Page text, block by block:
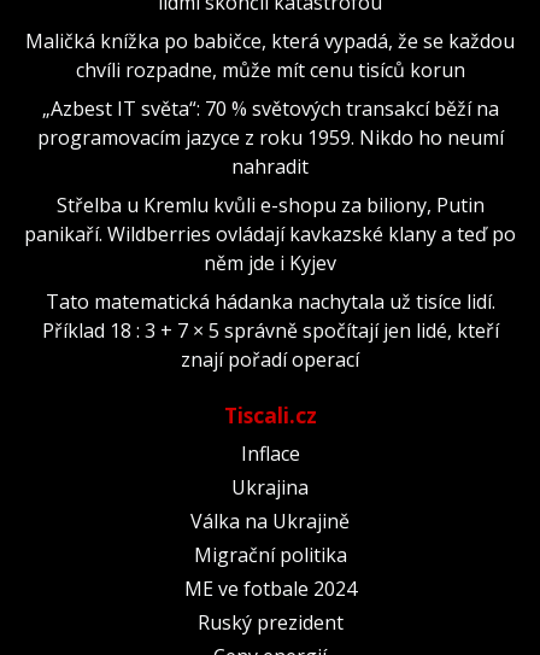
Maličká knížka po babičce, která vypadá, že se každou
chvíli rozpadne, může mít cenu tisíců korun
„Azbest IT světa“: 70 % světových transakcí běží na
programovacím jazyce z roku 1959. Nikdo ho neumí
nahradit
Střelba u Kremlu kvůli e-shopu za biliony, Putin
panikaří. Wildberries ovládají kavkazské klany a teď po
něm jde i Kyjev
Tato matematická hádanka nachytala už tisíce lidí.
Příklad 18 : 3 + 7 × 5 správně spočítají jen lidé, kteří
znají pořadí operací
Tiscali.cz
Inflace
Ukrajina
Válka na Ukrajině
Migrační politika
ME ve fotbale 2024
Ruský prezident